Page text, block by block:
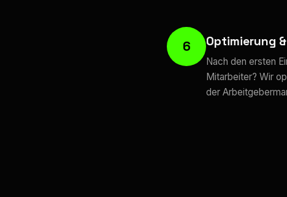
6 Optimierung
Nach den ersten
Mitarbeiter? Wir
der